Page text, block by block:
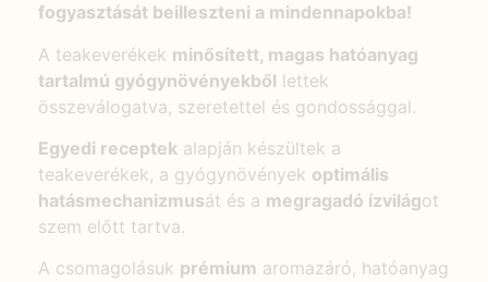
fogyasztását beilleszteni a mindennapokba!
A teakeverékek minősített, magas hatóanyag
tartalmú gyógynövényekből lettek
összeválogatva, szeretettel és gondossággal.
Egyedi receptek alapján készültek a
teakeverékek, a gyógynövények optimális
hatásmechanizmusát és a megragadó ízvilágot
szem előtt tartva.
A csomagolásuk prémium aromazáró, hatóanyag